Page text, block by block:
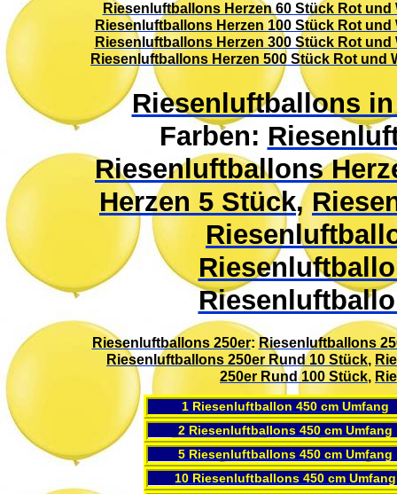
Riesenluftballons Herzen 60 Stück Rot und
Riesenluftballons Herzen 100 Stück Rot und
Riesenluftballons Herzen 300 Stück Rot und
Riesenluftballons Herzen 500 Stück Rot und
Riesenluftballons
Farben:
Riesenluftballons
Herzen 5 Stück,
Riesenluftballons 250er:Riesenluftballons
Riesenluftballons 250er Rund 10 Stück,
250er Rund 100 Stück,
1 Riesenluftballon 450 cm Umfang
2 Riesenluftballons 450 cm Umfang
5 Riesenluftballons 450 cm Umfang
10 Riesenluftballons 450 cm Umfang